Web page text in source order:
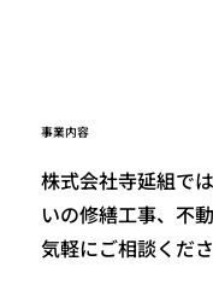
事業内容
株式会社寺延組で
いの修繕工事、不
気軽にご相談くださ